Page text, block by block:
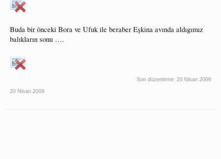
Buda bir önceki Bora ve Ufuk ile beraber Eşkina avında aldıgımız
balıkların sonu ….
Son düzenleme: 20 Nisan 2009
20 Nisan 2009